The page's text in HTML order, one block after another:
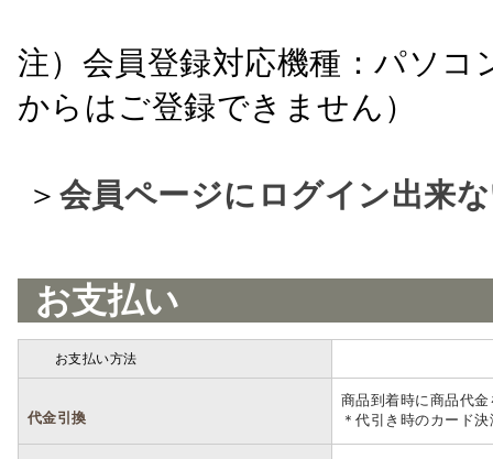
注）会員登録対応機種：パソ
からはご登録できません）
＞ 会員ページにログイン出来
お支払い
お支払い方法
代金引換
商品到着時に商品代
＊代引き時のカード